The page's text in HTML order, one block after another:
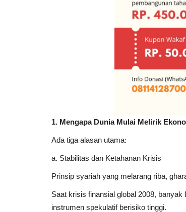
1. Mengapa Dunia Mulai Melirik
Ada tiga alasan utama:
a. Stabilitas dan Ketahanan Krisis
Prinsip syariah yang melarang riba,
Saat krisis finansial global 2008,
instrumen spekulatif berisiko tinggi.